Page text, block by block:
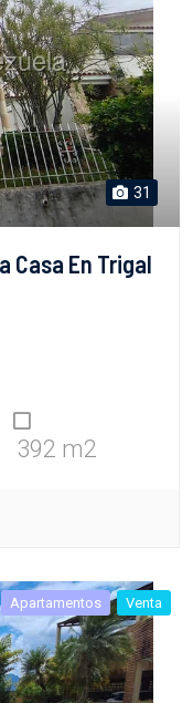
31
Casa En Trigal
392 m2
Apartamentos Venta